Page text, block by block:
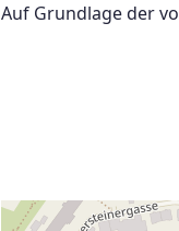
Auf Grundlage der